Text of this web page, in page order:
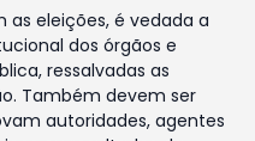
as eleições, é vedada a
dos órgãos e
ressalvadas as
Também devem ser
autoridades, agentes